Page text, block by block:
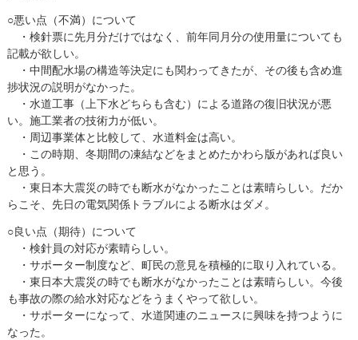
○悪い点（不満）について
・検針票に先月分だけではなく、前年同月分の使用量についても
記載が欲しい。
・中間配水場の構造等決定にも関わってきたが、その後も含め進
捗状況の説明がなかった。
・水道工事（上下水どちらも含む）による道路の復旧状況が悪
い。施工業者の技術力が低い。
・周辺事業体と比較して、水道料金は高い。
・この時期、冬期間の凍結などをまとめたかわら版があれば良い
と思う。
・東日本大震災の時でも断水がなかったことは素晴らしい。だか
らこそ、先日の電気関係トラブルによる断水はダメ。
○良い点（期待）について
・検針員の対応が素晴らしい。
・サポーター制度など、町民の意見を積極的に取り入れている。
・東日本大震災の時でも断水がなかったことは素晴らしい。今後
も事故の際の給水対応などをうまくやって欲しい。
・サポーターになって、水道関連のニュースに興味を持つように
なった。